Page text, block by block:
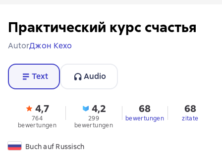
Практический курс счастья
AutorДжон Кехо
Text Audio
4,7
764
bewertungen
4,2
299
bewertungen
68
bewertungen
68
zitate
Buch auf Russisch